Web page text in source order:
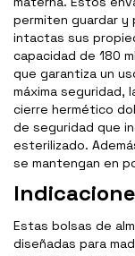
permiten guardar y
intactas sus
capacidad de 180
que garantiza un
máxima seguridad,
cierre hermético
de seguridad que
esterilizado.
se mantengan en
Estas bolsas de
diseñadas para